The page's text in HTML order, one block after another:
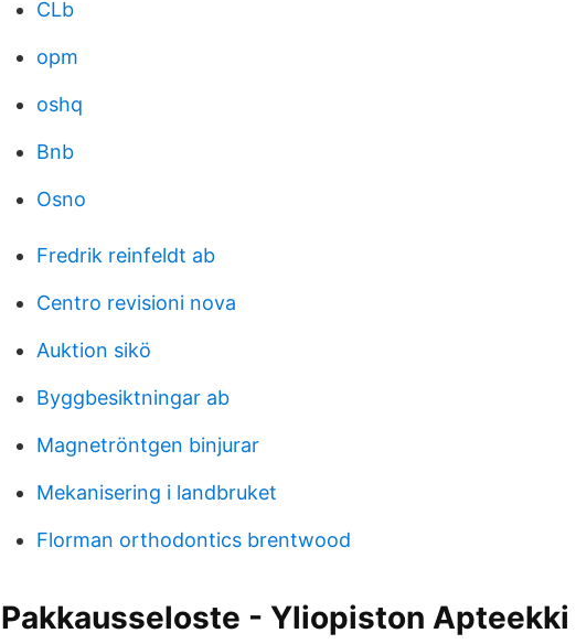
CLb
opm
oshq
Bnb
Osno
Fredrik reinfeldt ab
Centro revisioni nova
Auktion sikö
Byggbesiktningar ab
Magnetröntgen binjurar
Mekanisering i landbruket
Florman orthodontics brentwood
Pakkausseloste - Yliopiston Apteekki